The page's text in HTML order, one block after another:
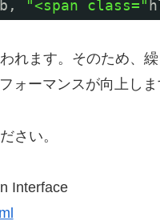
"<span class="
れます。そのため、
ォーマンスが向上しま
さい。
Interface